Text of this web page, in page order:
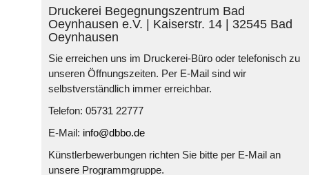
Druckerei Begegnungszentrum Bad
Oeynhausen e.V. | Kaiserstr. 14 | 32545 Bad
Oeynhausen
Sie erreichen uns im Druckerei-Büro oder telefonisch zu
unseren Öffnungszeiten. Per E-Mail sind wir
selbstverständlich immer erreichbar.
Telefon: 05731 22777
E-Mail: info@dbbo.de
Künstlerbewerbungen richten Sie bitte per E-Mail an
unsere Programmgruppe.